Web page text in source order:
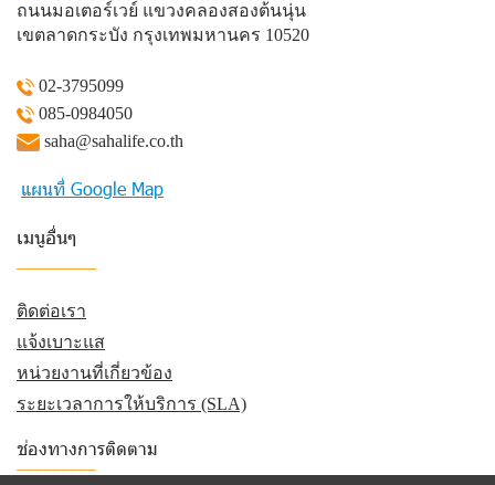
ถนนมอเตอร์เวย์ แขวงคลองสองต้นนุ่น
เขตลาดกระบัง กรุงเทพมหานคร 10520
02-3795099
085-0984050
saha@sahalife.co.th
แผนที่ Google Map
เมนูอื่นๆ
ติดต่อเรา
แจ้งเบาะแส
หน่วยงานที่เกี่ยวข้อง
ระยะเวลาการให้บริการ (SLA)
ช่องทางการติดตาม